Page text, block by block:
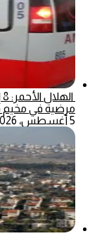
مرضية في مخيم
5 أغسطس، 2026